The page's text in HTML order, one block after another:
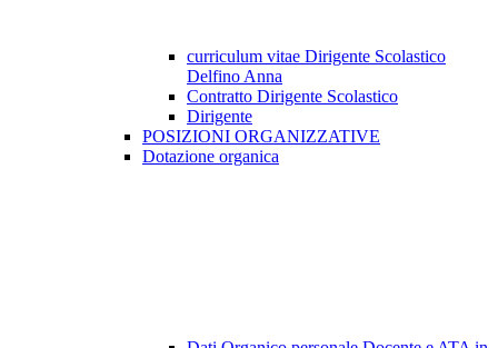
curriculum vitae Dirigente Scolastico
Delfino Anna
Contratto Dirigente Scolastico
Dirigente
POSIZIONI ORGANIZZATIVE
Dotazione organica